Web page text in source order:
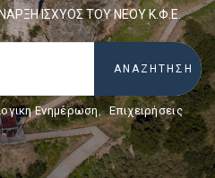
ΙΣΧΥΟΣ ΤΟΥ ΝΕΟΥ Κ.Φ.Ε.
Ενημέρωση, Επιχειρήσεις